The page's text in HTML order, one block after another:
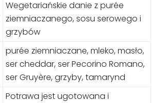
Wegetariańskie danie z purée
ziemniaczanego, sosu serowego i
grzybów
purée ziemniaczane, mleko, masło,
ser cheddar, ser Pecorino Romano,
ser Gruyère, grzyby, tamarynd
Potrawa jest ugotowana i